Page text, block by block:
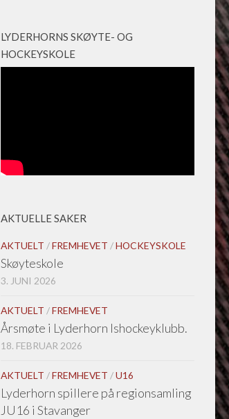
LYDERHORNS SKØYTE- OG
HOCKEYSKOLE
AKTUELLE SAKER
AKTUELT /FREMHEVET /HOCKEYSKOLE
Skøyteskole
3. JUNI 2026
AKTUELT /FREMHEVET
Årsmøte i Lyderhorn Ishockeyklubb.
18. FEBRUAR 2026
AKTUELT /FREMHEVET /U16
Lyderhorn spillere på regionsamling
JU16 i Stavanger